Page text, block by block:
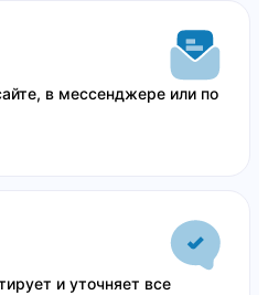
в мессенджере или по
и уточняет все